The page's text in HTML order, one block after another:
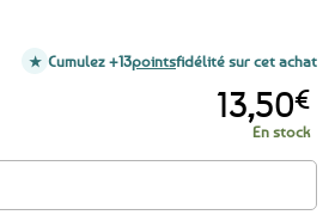
13,50€
En stock
- Terre de Breizh
Cumulez +13pointsfidélité sur cet achat